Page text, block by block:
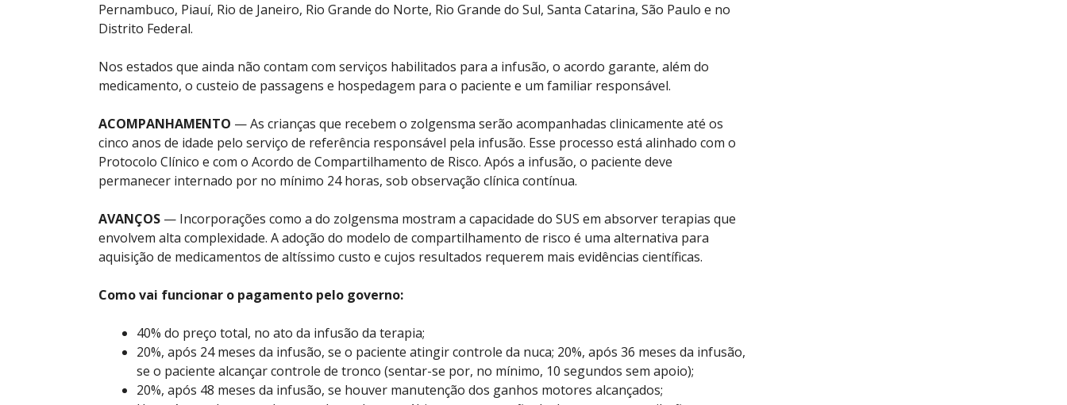
Pernambuco, Piauí, Rio de Janeiro, Rio Grande do Norte, Rio Grande do Sul, Santa Catarina, São Paulo e no
Distrito Federal.
Nos estados que ainda não contam com serviços habilitados para a infusão, o acordo garante, além do
medicamento, o custeio de passagens e hospedagem para o paciente e um familiar responsável.
ACOMPANHAMENTO — As crianças que recebem o zolgensma serão acompanhadas clinicamente até os
cinco anos de idade pelo serviço de referência responsável pela infusão. Esse processo está alinhado com o
Protocolo Clínico e com o Acordo de Compartilhamento de Risco. Após a infusão, o paciente deve
permanecer internado por no mínimo 24 horas, sob observação clínica contínua.
AVANÇOS — Incorporações como a do zolgensma mostram a capacidade do SUS em absorver terapias que
envolvem alta complexidade. A adoção do modelo de compartilhamento de risco é uma alternativa para
aquisição de medicamentos de altíssimo custo e cujos resultados requerem mais evidências científicas.
Como vai funcionar o pagamento pelo governo:
40% do preço total, no ato da infusão da terapia;
20%, após 24 meses da infusão, se o paciente atingir controle da nuca; 20%, após 36 meses da infusão,
se o paciente alcançar controle de tronco (sentar-se por, no mínimo, 10 segundos sem apoio);
20%, após 48 meses da infusão, se houver manutenção dos ganhos motores alcançados;